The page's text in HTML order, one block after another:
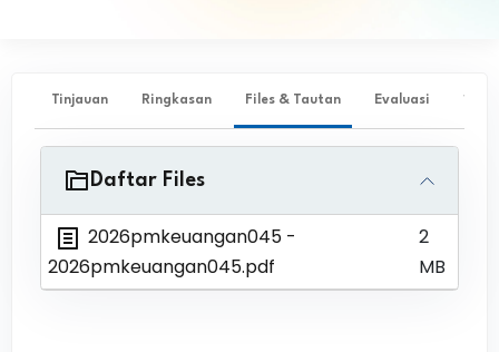
Tinjauan Ringkasan Files & Tautan Evaluasi ✨
Daftar Files
2026pmkeuangan045 -
2026pmkeuangan045.pdf
2
MB